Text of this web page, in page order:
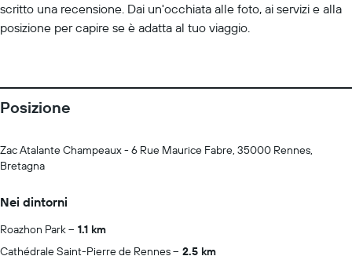
scritto una recensione. Dai un'occhiata alle foto, ai servizi e alla
posizione per capire se è adatta al tuo viaggio.
Posizione
Zac Atalante Champeaux - 6 Rue Maurice Fabre, 35000 Rennes,
Bretagna
Nei dintorni
Roazhon Park
1.1 km
Cathédrale Saint-Pierre de Rennes
2.5 km